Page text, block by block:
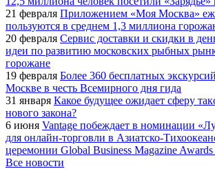
21 февраля Приложением «Моя Москва»
пользуются в среднем 1,3 миллиона
20 февраля Сервис доставки и скидки в
идеи по развитию московских рыбных
горожане
19 февраля Более 360 бесплатных
Москве в честь Всемирного дня гида
31 января Какое будущее ожидает сферу
нового закона?
6 июня Vantage побеждает в номинации
для онлайн-торговли в Азиатско-
церемонии Global Business Magazine
Все новости